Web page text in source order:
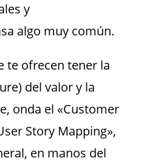
y
algo muy común.
te ofrecen tener la
del valor y la
onda el «Customer
Story Mapping»,
en manos del